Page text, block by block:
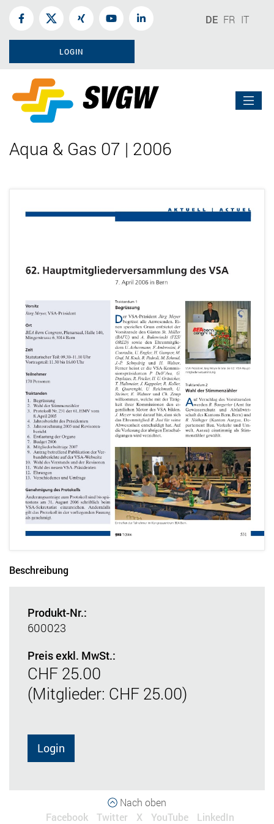
DE FR IT
LOGIN
Aqua & Gas 07 | 2006
Beschreibung
Produkt-Nr.:
600023
Preis exkl. MwSt.:
CHF 25.00
(Mitglieder: CHF 25.00)
Login
Nach oben
Facebook
Twitter X YouTube LinkedIn